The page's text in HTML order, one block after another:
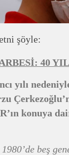
şöyle:
40
yılı
konuya
beş